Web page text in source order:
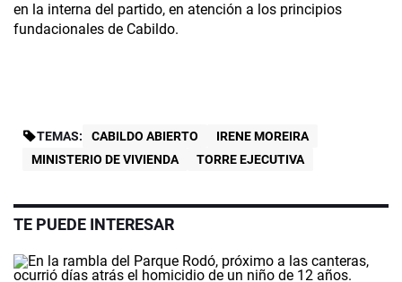
en la interna del partido, en atención a los principios
fundacionales de Cabildo.
TEMAS: CABILDO ABIERTO
IRENE MOREIRA
MINISTERIO DE VIVIENDA
TORRE EJECUTIVA
TE PUEDE INTERESAR